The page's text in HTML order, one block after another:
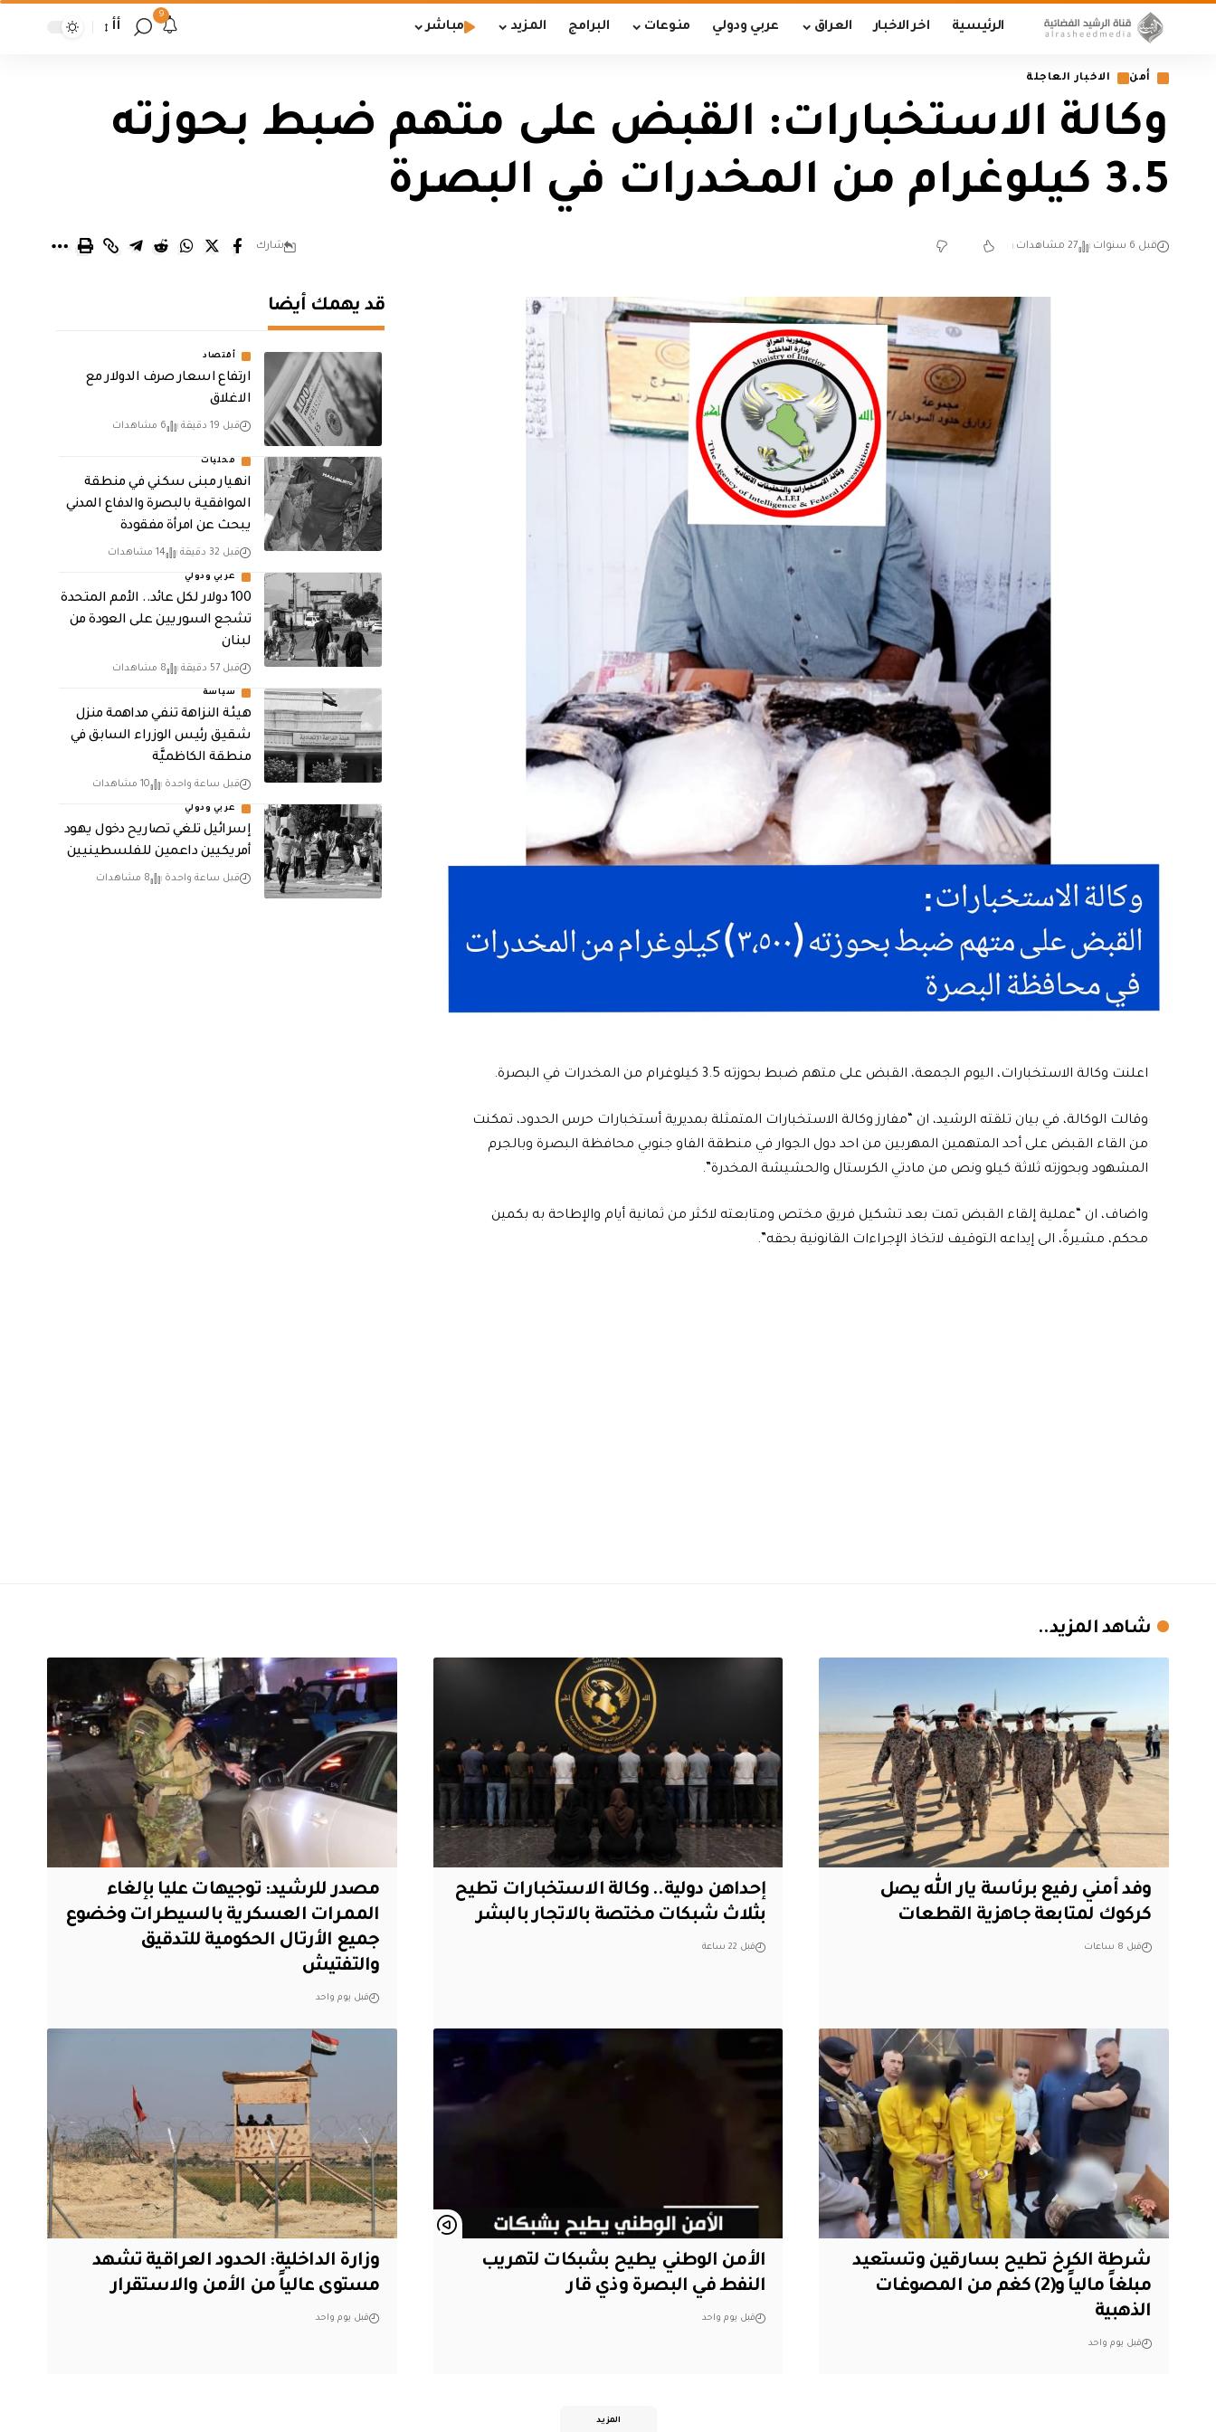
الرئيسية اخر الاخبار العراق عربي ودولي منوعات البرامج المزيد مباشر
9
أأ
أمن الاخبار العاجلة
وكالة الاستخبارات: القبض على متهم ضبط بحوزته
3.5 كيلوغرام من المخدرات في البصرة
قبل 6 سنوات 27 مشاهدات شارك
اعلنت وكالة الاستخبارات، اليوم الجمعة، القبض على متهم ضبط بحوزته 3.5 كيلوغرام من المخدرات في البصرة.
وقالت الوكالة، في بيان تلقته الرشيد، ان “مفارز وكالة الاستخبارات المتمثلة بمديرية أستخبارات حرس الحدود، تمكنت
من القاء القبض على أحد المتهمين المهربين من احد دول الجوار في منطقة الفاو جنوبي محافظة البصرة وبالجرم
المشهود وبحوزته ثلاثة كيلو ونص من مادتي الكرستال والحشيشة المخدرة”.
واضاف، ان “عملية إلقاء القبض تمت بعد تشكيل فريق مختص ومتابعته لاكثر من ثمانية أيام والإطاحة به بكمين
محكم، مشيرةً، الى إيداعه التوقيف لاتخاذ الإجراءات القانونية بحقه”.
قد يهمك أيضا
أقتصاد
ارتفاع اسعار صرف الدولار مع
الاغلاق
قبل 19 دقيقة 6 مشاهدات
محليات
انهيار مبنى سكني في منطقة
الموافقية بالبصرة والدفاع المدني
يبحث عن امرأة مفقودة
قبل 32 دقيقة 14 مشاهدات
عربي ودولي
100 دولار لكل عائد.. الأمم المتحدة
تشجع السوريين على العودة من
لبنان
قبل 57 دقيقة 8 مشاهدات
سياسة
هيئة النزاهة تنفي مداهمة منزل
شقيق رئيس الوزراء السابق في
منطقة الكاظميَّة
قبل ساعة واحدة 10 مشاهدات
عربي ودولي
إسرائيل تلغي تصاريح دخول يهود
أمريكيين داعمين للفلسطينيين
قبل ساعة واحدة 8 مشاهدات
شاهد المزيد..
وفد أمني رفيع برئاسة يار الله يصل
كركوك لمتابعة جاهزية القطعات
قبل 8 ساعات
إحداهن دولية.. وكالة الاستخبارات تطيح
بثلاث شبكات مختصة بالاتجار بالبشر
قبل 22 ساعة
مصدر للرشيد: توجيهات عليا بإلغاء
الممرات العسكرية بالسيطرات وخضوع
جميع الأرتال الحكومية للتدقيق
والتفتيش
قبل يوم واحد
شرطة الكرخ تطيح بسارقين وتستعيد
مبلغاً مالياً و(2) كغم من المصوغات
الذهبية
قبل يوم واحد
الأمن الوطني يطيح بشبكات لتهريب
النفط في البصرة وذي قار
قبل يوم واحد
وزارة الداخلية: الحدود العراقية تشهد
مستوى عالياً من الأمن والاستقرار
قبل يوم واحد
المزيد